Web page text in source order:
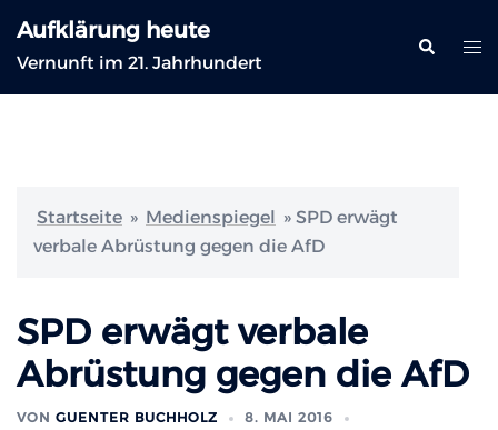
Inhalt
springen
Aufklärung heute
Vernunft im 21. Jahrhundert
Suche
Startseite » Medienspiegel » SPD erwägt
verbale Abrüstung gegen die AfD
SPD erwägt verbale
Abrüstung gegen die AfD
VON GUENTER BUCHHOLZ
8. MAI 2016